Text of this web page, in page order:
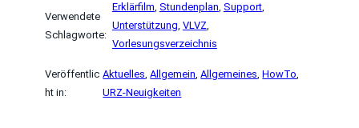
Verwendete
Schlagworte:
Erklärfilm, Stundenplan, Support
Unterstützung, VLVZ
Vorlesungsverzeichnis
Veröffentlic
ht in:
Aktuelles , Allgemein , Allgemeines , HowTo
URZ-Neuigkeiten